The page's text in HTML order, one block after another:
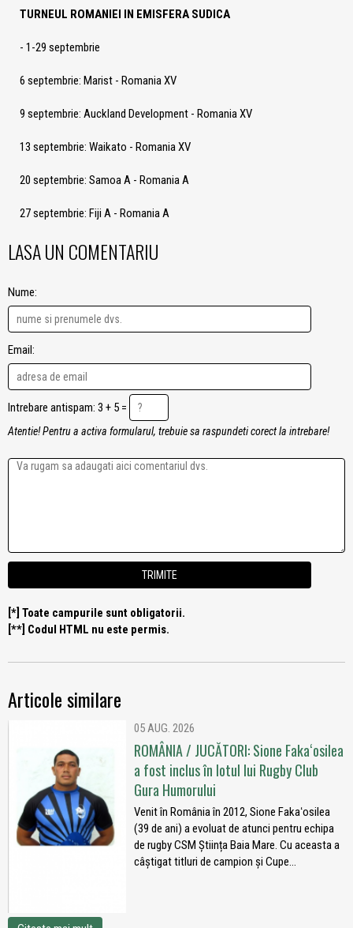
TURNEUL ROMANIEI IN EMISFERA SUDICA
- 1-29 septembrie
6 septembrie: Marist - Romania XV
9 septembrie: Auckland Development - Romania XV
13 septembrie: Waikato - Romania XV
20 septembrie: Samoa A - Romania A
27 septembrie: Fiji A - Romania A
LASA UN COMENTARIU
Nume:
Email:
Intrebare antispam: 3 + 5 =
Atentie! Pentru a activa formularul, trebuie sa raspundeti corect la intrebare!
[*] Toate campurile sunt obligatorii.
[**] Codul HTML nu este permis.
Articole similare
05 AUG. 2026
ROMÂNIA / JUCĂTORI: Sione Fakaʻosilea
a fost inclus în lotul lui Rugby Club
Gura Humorului
Venit în România în 2012, Sione Fakaʻosilea
(39 de ani) a evoluat de atunci pentru echipa
de rugby CSM Știința Baia Mare. Cu aceasta a
câștigat titluri de campion și Cupe...